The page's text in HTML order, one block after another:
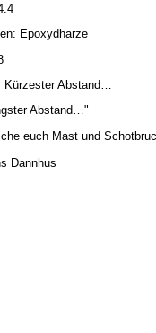
Epoxydharze
Kürzester Abstand…
Abstand…"
euch Mast und
Dannhus